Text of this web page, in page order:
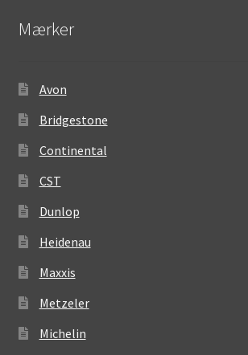
Mærker
Avon
Bridgestone
Continental
CST
Dunlop
Heidenau
Maxxis
Metzeler
Michelin